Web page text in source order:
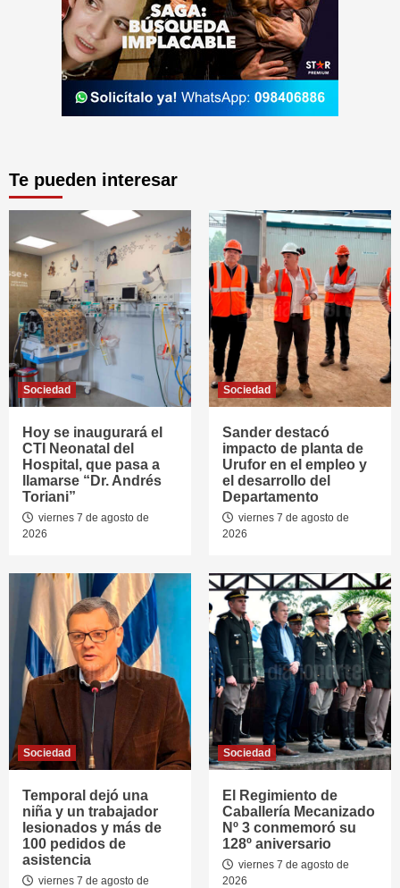
Te pueden interesar
Sociedad
Hoy se inaugurará el
CTI Neonatal del
Hospital, que pasa a
llamarse “Dr. Andrés
Toriani”
viernes 7 de agosto de
2026
Sociedad
Sander destacó
impacto de planta de
Urufor en el empleo y
el desarrollo del
Departamento
viernes 7 de agosto de
2026
Sociedad
Temporal dejó una
niña y un trabajador
lesionados y más de
100 pedidos de
asistencia
viernes 7 de agosto de
Sociedad
El Regimiento de
Caballería Mecanizado
Nº 3 conmemoró su
128º aniversario
viernes 7 de agosto de
2026